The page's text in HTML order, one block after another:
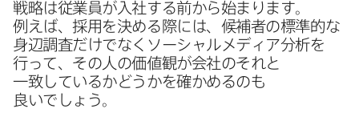
戦略は​従業員が​入社する​前から​始まります。​
例えば、​採用を​決める​際には、​候補者の​標準的な​
身辺調査だけでなく​ソーシャルメディア分析を​
行って、​その​人の​価値観が​会社の​それと​
一致しているか​どうかを​確かめるのも​
良いでしょう。